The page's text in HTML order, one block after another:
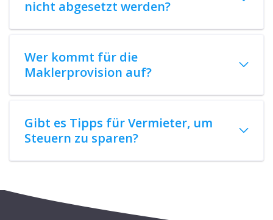
nicht abgesetzt werden?
Wer kommt für die
Maklerprovision auf?
Gibt es Tipps für Vermieter, um
Steuern zu sparen?